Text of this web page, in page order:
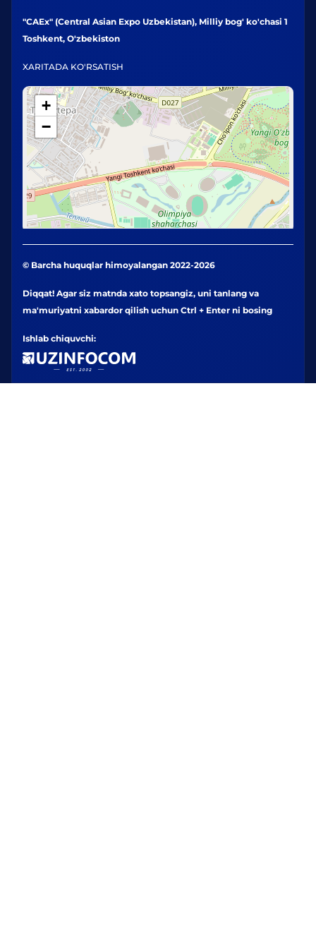
"CAEx" (Central Asian Expo Uzbekistan), Milliy bog' ko'chasi 1
Toshkent, O'zbekiston
XARITADA KO'RSATISH
+
−
© Barcha huquqlar himoyalangan 2022-2026
Diqqat! Agar siz matnda xato topsangiz, uni tanlang va
ma'muriyatni xabardor qilish uchun Ctrl + Enter ni bosing
Ishlab chiquvchi: